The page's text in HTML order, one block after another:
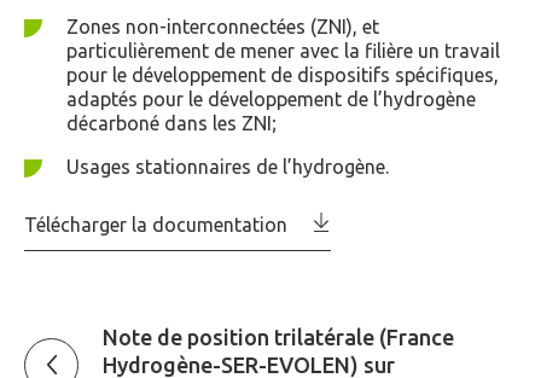
Zones non-interconnectées (ZNI), et
particulièrement de mener avec la filière un travail
pour le développement de dispositifs spécifiques,
adaptés pour le développement de l’hydrogène
décarboné dans les ZNI;
Usages stationnaires de l’hydrogène.
Télécharger la documentation
Note de position trilatérale (France
Hydrogène-SER-EVOLEN) sur